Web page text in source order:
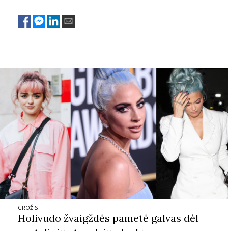
ISTORIJA
INTERJERAS
NAMAI
VIRTUVĖ
RECEPTAI
VAIKAI
GROŽIS
Holivudo žvaigždės pametė galvas dėl